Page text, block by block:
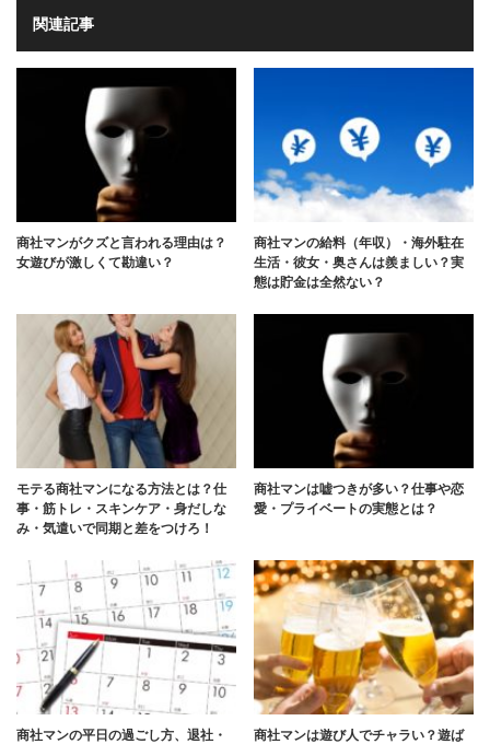
関連記事
商社マンがクズと言われる理由は？
女遊びが激しくて勘違い？
商社マンの給料（年収）・海外駐在
生活・彼女・奥さんは羨ましい？実
態は貯金は全然ない？
モテる商社マンになる方法とは？仕
事・筋トレ・スキンケア・身だしな
み・気遣いで同期と差をつけろ！
商社マンは嘘つきが多い？仕事や恋
愛・プライベートの実態とは？
商社マンの平日の過ごし方、退社・
商社マンは遊び人でチャラい？遊ば